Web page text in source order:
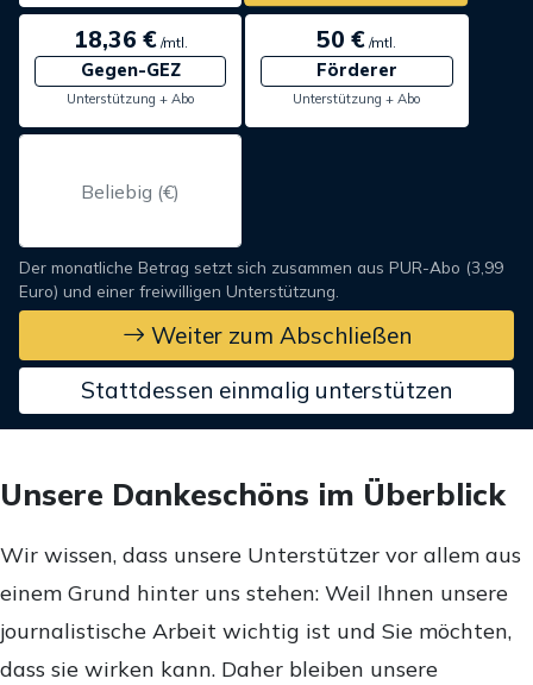
18,36 €/mtl.
Gegen-GEZ
Unterstützung + Abo
50 € /mtl.
Förderer
Unterstützung + Abo
Der monatliche Betrag setzt sich zusammen aus PUR-Abo (3,99
Euro) und einer freiwilligen Unterstützung.
Weiter zum Abschließen
Stattdessen einmalig unterstützen
Unsere Dankeschöns im Überblick
Wir wissen, dass unsere Unterstützer vor allem aus
einem Grund hinter uns stehen: Weil Ihnen unsere
journalistische Arbeit wichtig ist und Sie möchten,
dass sie wirken kann. Daher bleiben unsere